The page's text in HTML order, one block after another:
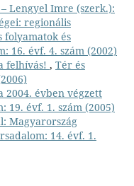
Lengyel Imre (szerk.):
regionális
folyamatok és
16. évf. 4. szám (2002)
felhívás! , Tér és
2004. évben végzett
19. évf. 1. szám (2005)
Magyarország
14. évf. 1.